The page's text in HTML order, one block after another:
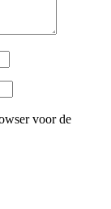
voor de